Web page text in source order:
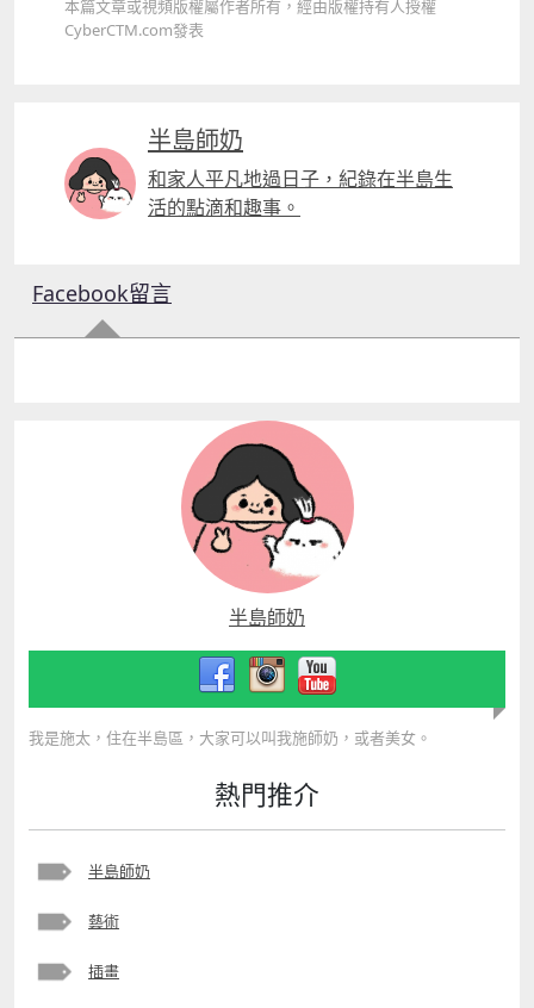
本篇文章或視頻版權屬作者所有，經由版權持有人授權
CyberCTM.com發表
半島師奶
和家人平凡地過日子，紀錄在半島生
活的點滴和趣事。
Facebook留言
半島師奶
我是施太，住在半島區，大家可以叫我施師奶，或者美女。
熱門推介
半島師奶
藝術
插畫